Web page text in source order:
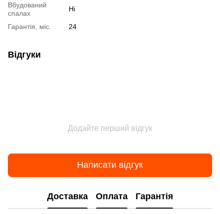
Вбудований
спалах
Ні
Гарантія, міс. 24
Відгуки
Додайте перший відгук
Написати відгук
Доставка Оплата Гарантія